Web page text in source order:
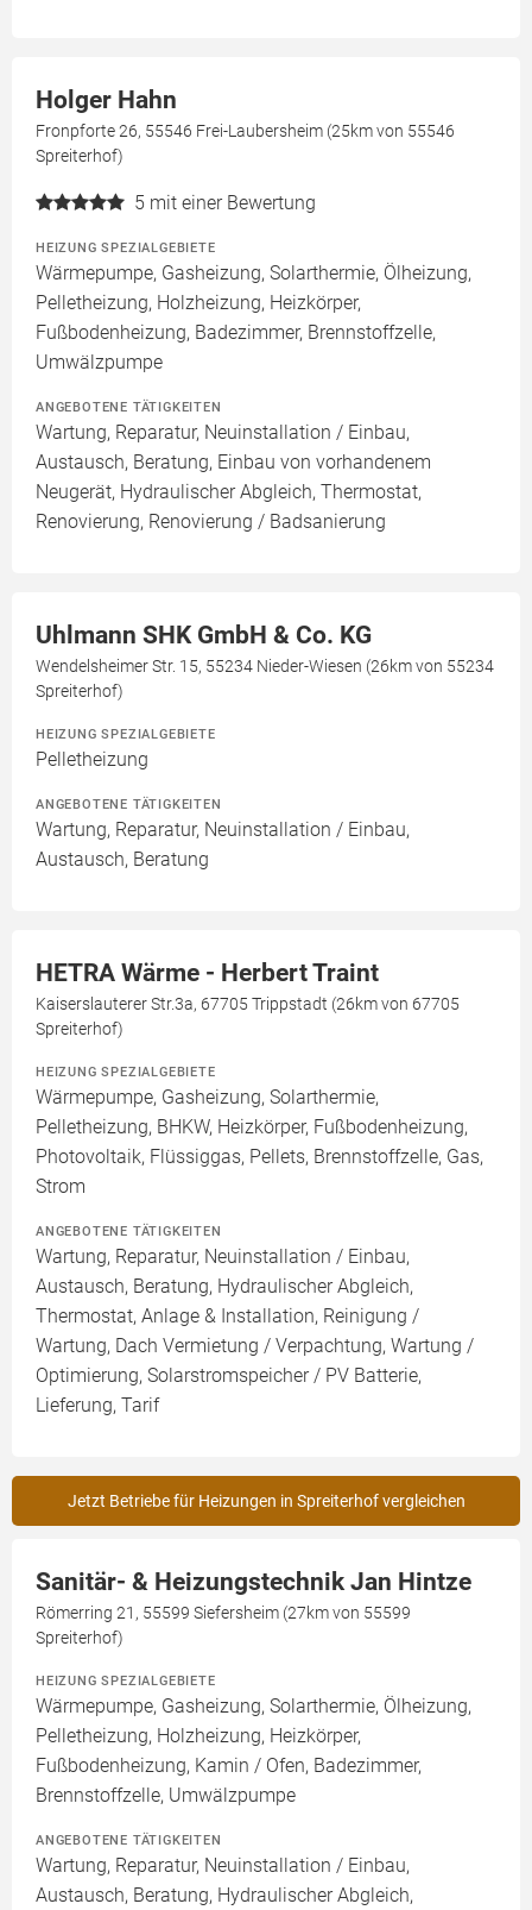
Holger Hahn
Fronpforte 26, 55546 Frei-Laubersheim (25km von 55546
Spreiterhof)
5 mit einer Bewertung
HEIZUNG SPEZIALGEBIETE
Wärmepumpe, Gasheizung, Solarthermie, Ölheizung,
Pelletheizung, Holzheizung, Heizkörper,
Fußbodenheizung, Badezimmer, Brennstoffzelle,
Umwälzpumpe
ANGEBOTENE TÄTIGKEITEN
Wartung, Reparatur, Neuinstallation / Einbau,
Austausch, Beratung, Einbau von vorhandenem
Neugerät, Hydraulischer Abgleich, Thermostat,
Renovierung, Renovierung / Badsanierung
Uhlmann SHK GmbH & Co. KG
Wendelsheimer Str. 15, 55234 Nieder-Wiesen (26km von 55234
Spreiterhof)
HEIZUNG SPEZIALGEBIETE
Pelletheizung
ANGEBOTENE TÄTIGKEITEN
Wartung, Reparatur, Neuinstallation / Einbau,
Austausch, Beratung
HETRA Wärme - Herbert Traint
Kaiserslauterer Str.3a, 67705 Trippstadt (26km von 67705
Spreiterhof)
HEIZUNG SPEZIALGEBIETE
Wärmepumpe, Gasheizung, Solarthermie,
Pelletheizung, BHKW, Heizkörper, Fußbodenheizung,
Photovoltaik, Flüssiggas, Pellets, Brennstoffzelle, Gas,
Strom
ANGEBOTENE TÄTIGKEITEN
Wartung, Reparatur, Neuinstallation / Einbau,
Austausch, Beratung, Hydraulischer Abgleich,
Thermostat, Anlage & Installation, Reinigung /
Wartung, Dach Vermietung / Verpachtung, Wartung /
Optimierung, Solarstromspeicher / PV Batterie,
Lieferung, Tarif
Jetzt Betriebe für Heizungen in Spreiterhof vergleichen
Sanitär- & Heizungstechnik Jan Hintze
Römerring 21, 55599 Siefersheim (27km von 55599
Spreiterhof)
HEIZUNG SPEZIALGEBIETE
Wärmepumpe, Gasheizung, Solarthermie, Ölheizung,
Pelletheizung, Holzheizung, Heizkörper,
Fußbodenheizung, Kamin / Ofen, Badezimmer,
Brennstoffzelle, Umwälzpumpe
ANGEBOTENE TÄTIGKEITEN
Wartung, Reparatur, Neuinstallation / Einbau,
Austausch, Beratung, Hydraulischer Abgleich,